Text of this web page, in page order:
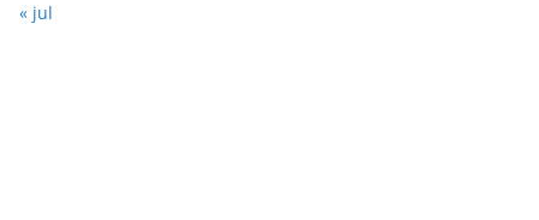
« jul